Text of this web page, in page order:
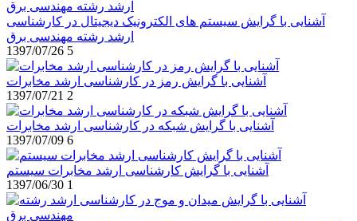
آشنایی با گرایش سیستم های الکترونیک دیجیتال در کارشناسی
ارشد رشته مهندسی برق
1397/07/26 5
آشنایی با گرایش رمز در کارشناسی ارشد مخابرات
1397/07/21 2
آشنایی با گرایش شبکه در کارشناسی ارشد مخابرات
1397/07/09 6
آشنایی با گرایش کارشناسی ارشد مخابرات سیستم
1397/06/30 1